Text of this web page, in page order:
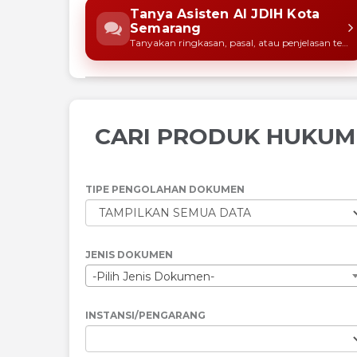
Tanya Asisten AI JDIH Kota
Semarang
Tanyakan ringkasan, pasal, atau penjelasan
CARI PRODUK HUKUM
TIPE PENGOLAHAN DOKUMEN
JENIS DOKUMEN
-Pilih Jenis Dokumen-
INSTANSI/PENGARANG